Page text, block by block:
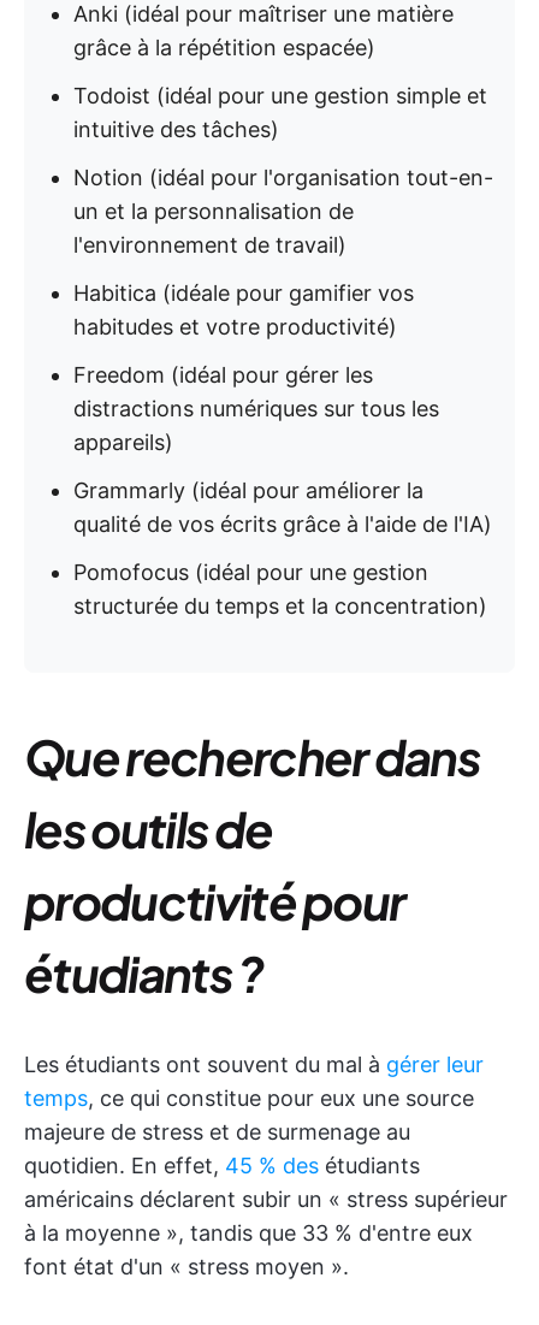
Anki (idéal pour maîtriser une matière
grâce à la répétition espacée)
Todoist (idéal pour une gestion simple et
intuitive des tâches)
Notion (idéal pour l'organisation tout-en-
un et la personnalisation de
l'environnement de travail)
Habitica (idéale pour gamifier vos
habitudes et votre productivité)
Freedom (idéal pour gérer les
distractions numériques sur tous les
appareils)
Grammarly (idéal pour améliorer la
qualité de vos écrits grâce à l'aide de l'IA)
Pomofocus (idéal pour une gestion
structurée du temps et la concentration)
Que rechercher dans
les outils de
productivité pour
étudiants ?
Les étudiants ont souvent du mal à gérer leur
temps, ce qui constitue pour eux une source
majeure de stress et de surmenage au
quotidien. En effet, 45 % des étudiants
américains déclarent subir un « stress supérieur
à la moyenne », tandis que 33 % d'entre eux
font état d'un « stress moyen ».